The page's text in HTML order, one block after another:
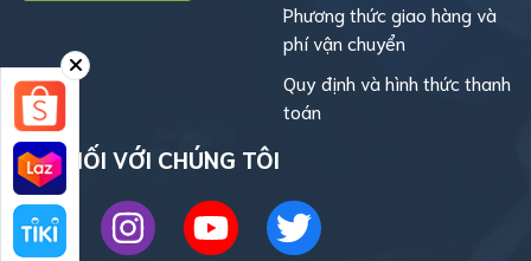
Phương thức giao hàng và
phí vận chuyển
Quy định và hình thức thanh
toán
KẾT NỐI VỚI CHÚNG TÔI